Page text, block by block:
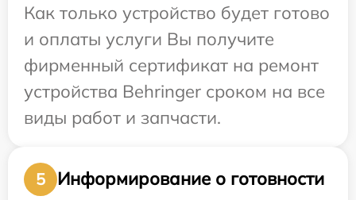
Как только устройство будет готово
и оплаты услуги Вы получите
фирменный сертификат на ремонт
устройства Behringer сроком на все
виды работ и запчасти.
5
Информирование о готовности